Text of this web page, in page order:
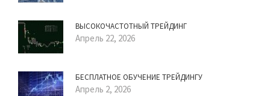
ВЫСОКОЧАСТОТНЫЙ ТРЕЙДИНГ
Апрель 22, 2026
БЕСПЛАТНОЕ ОБУЧЕНИЕ ТРЕЙДИНГУ
Апрель 2, 2026